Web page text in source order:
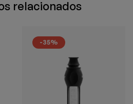
relacionados
-35%